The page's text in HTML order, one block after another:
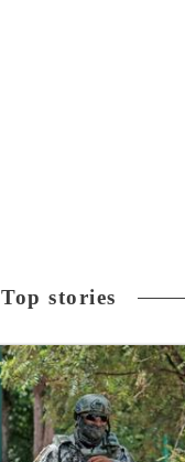
Top stories